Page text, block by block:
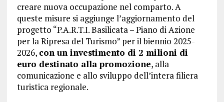
creare nuova occupazione nel comparto. A
queste misure si aggiunge l’aggiornamento del
progetto “P.A.R.T.I. Basilicata – Piano di Azione
per la Ripresa del Turismo” per il biennio 2025-
2026, con un investimento di 2 milioni di
euro destinato alla promozione, alla
comunicazione e allo sviluppo dell’intera filiera
turistica regionale.